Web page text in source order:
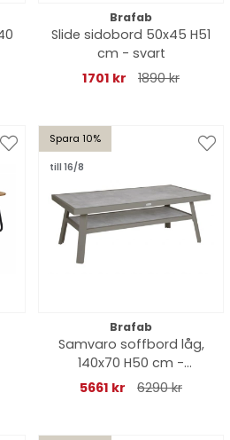
Brafab
Slide sidobord 50x45 H51
cm - svart
1701 kr
1890 kr
Spara 10%
till 16/8
Brafab
Samvaro soffbord låg,
140x70 H50 cm -
khaki/glas
5661 kr 6290 kr